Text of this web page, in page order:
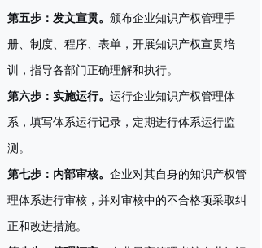
第五步：发文宣贯。 颁布企业知识产权管理手
册、制度、程序、表单，开展知识产权宣贯培
训，指导各部门正确理解和执行。
第六步：实施运行。 运行企业知识产权管理体
系，填写体系运行记录，定期进行体系运行监
测。
第七步：内部审核。 企业对其自身的知识产权管
理体系进行审核，并对审核中的不合格项采取纠
正和改进措施。